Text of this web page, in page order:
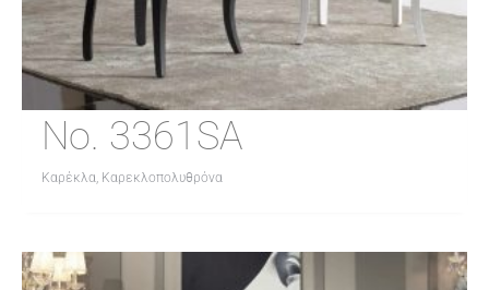
No. 3361SA
Καρέκλα, Καρεκλοπολυθρόνα